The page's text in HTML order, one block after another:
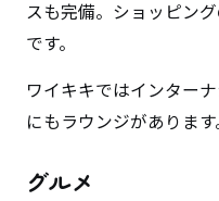
スも完備。ショッピン
です。
ワイキキではインター
にもラウンジがあります
グルメ